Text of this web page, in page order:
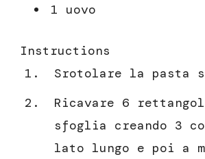
1 uovo
Instructions
Srotolare la pasta
Ricavare 6
sfoglia creando 3
lato lungo e poi a